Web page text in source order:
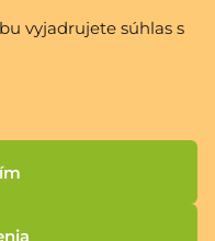
vyjadrujete súhlas s